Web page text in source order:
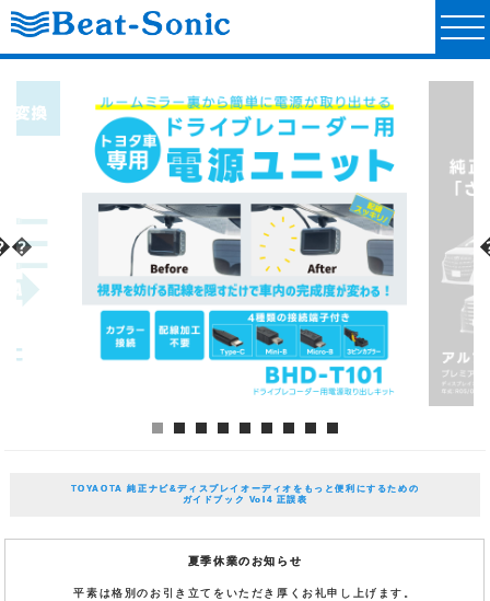
TOYAOTA 純正ナビ&ディスプレイオーディオをもっと便利にするための
ガイドブック Vol4 正誤表
夏季休業のお知らせ
平素は格別のお引き立てをいただき厚くお礼申し上げます。